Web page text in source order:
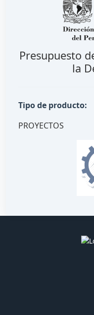
Presupuesto
la
Tipo de producto:
PROYECTOS